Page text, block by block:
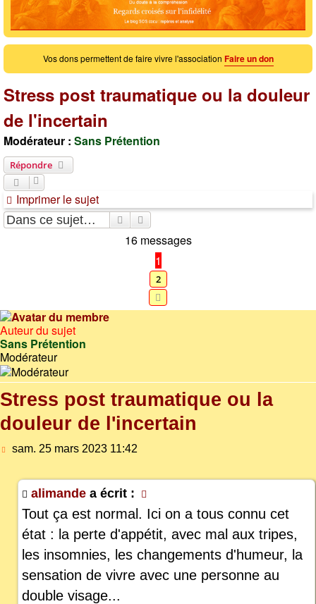
Vos dons permettent de faire vivre l'association Faire un don
Stress post traumatique ou la douleur
de l'incertain
Modérateur : Sans Prétention
Répondre
Imprimer le sujet
Rechercher
16 messages
1
2
Auteur du sujet
Sans Prétention
Modérateur
Stress post traumatique ou la
douleur de l'incertain
Message
sam. 25 mars 2023 11:42
alimande a écrit :
Tout ça est normal. Ici on a tous connu cet
état : la perte d'appétit, avec mal aux tripes,
les insomnies, les changements d'humeur, la
sensation de vivre avec une personne au
double visage...